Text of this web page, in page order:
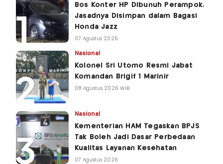
Bos Konter HP Dibunuh Perampok,
Jasadnya Disimpan dalam Bagasi
Honda Jazz
07 Agustus 2026
Nasional
Kolonel Sri Utomo Resmi Jabat
Komandan Brigif 1 Marinir
08 Agustus 2026 WIB
Nasional
Kementerian HAM Tegaskan BPJS
Tak Boleh Jadi Dasar Perbedaan
Kualitas Layanan Kesehatan
07 Agustus 2026